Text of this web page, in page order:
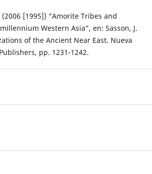
[1995]) “Amorite Tribes and
Western Asia”, en: Sasson, J.
of the Ancient Near East. Nueva
pp. 1231-1242.